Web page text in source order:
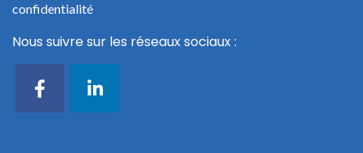
confidentialité
Nous suivre sur les réseaux sociaux :